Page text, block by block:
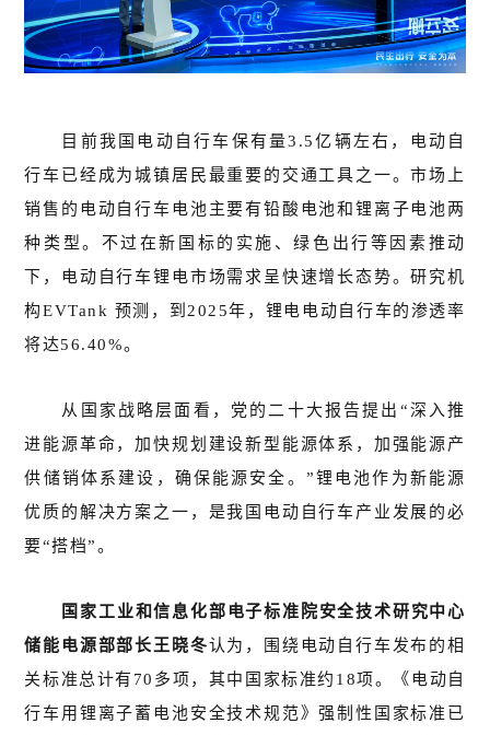
目前我国电动自行车保有量3.5亿辆左右，电动自
行车已经成为城镇居民最重要的交通工具之一。市场上
销售的电动自行车电池主要有铅酸电池和锂离子电池两
种类型。不过在新国标的实施、绿色出行等因素推动
下，电动自行车锂电市场需求呈快速增长态势。研究机
构EVTank 预测，到2025年，锂电电动自行车的渗透率
将达56.40%。
从国家战略层面看，党的二十大报告提出“深入推
进能源革命，加快规划建设新型能源体系，加强能源产
供储销体系建设，确保能源安全。”锂电池作为新能源
优质的解决方案之一，是我国电动自行车产业发展的必
要“搭档”。
国家工业和信息化部电子标准院安全技术研究中心
储能电源部部长王晓冬认为，围绕电动自行车发布的相
关标准总计有70多项，其中国家标准约18项。《电动自
行车用锂离子蓄电池安全技术规范》强制性国家标准已